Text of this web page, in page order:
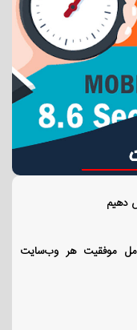
دهیم
موفقیت هر وب‌سایت